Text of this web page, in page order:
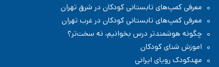
معرفی کمپ‌های تابستانی کودکان در شرق تهران
معرفی کمپ‌های تابستانی کودکان در غرب تهران
چگونه هوشمندتر درس بخوانیم، نه سخت‌تر؟
اموزش شنای کودکان
مهدکودک رویای ایرانی